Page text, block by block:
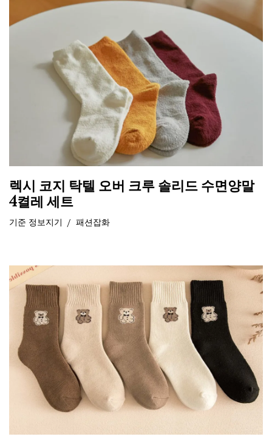
렉시 코지 탁텔 오버 크루 솔리드 수면양말
4켤레 세트
기준 정보지기 패션잡화